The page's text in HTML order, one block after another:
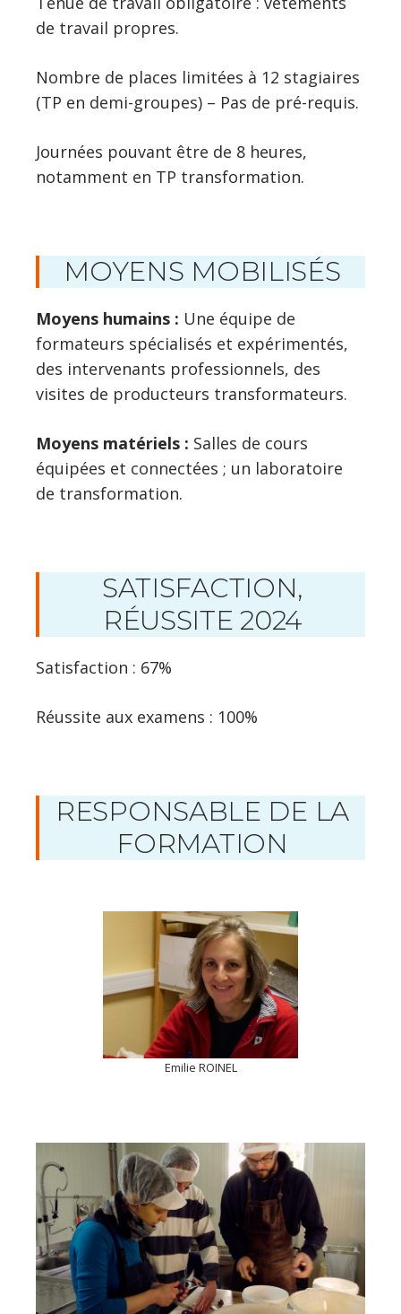
de travail propres.
Nombre de places limitées à 12 stagiaires
(TP en demi-groupes) – Pas de pré-requis.
Journées pouvant être de 8 heures,
notamment en TP transformation.
MOYENS MOBILISÉS
Moyens humains : Une équipe de
formateurs spécialisés et expérimentés,
des intervenants professionnels, des
visites de producteurs transformateurs.
Moyens matériels : Salles de cours
équipées et connectées ; un laboratoire
de transformation.
SATISFACTION,
RÉUSSITE 2024
Satisfaction : 67%
Réussite aux examens : 100%
RESPONSABLE DE LA
FORMATION
Emilie ROINEL